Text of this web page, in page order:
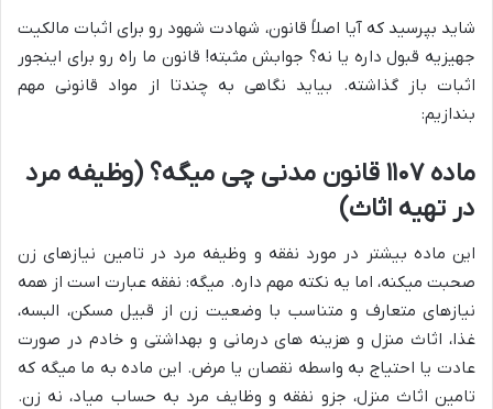
شاید بپرسید که آیا اصلاً قانون، شهادت شهود رو برای اثبات مالکیت
جهیزیه قبول داره یا نه؟ جوابش مثبته! قانون ما راه رو برای اینجور
اثبات باز گذاشته. بیاید نگاهی به چندتا از مواد قانونی مهم
بندازیم:
ماده ۱۱۰۷ قانون مدنی چی میگه؟ (وظیفه مرد
در تهیه اثاث)
این ماده بیشتر در مورد نفقه و وظیفه مرد در تامین نیازهای زن
صحبت میکنه، اما یه نکته مهم داره. میگه: نفقه عبارت است از همه
نیازهای متعارف و متناسب با وضعیت زن از قبیل مسکن، البسه،
غذا، اثاث منزل و هزینه های درمانی و بهداشتی و خادم در صورت
عادت یا احتیاج به واسطه نقصان یا مرض. این ماده به ما میگه که
تامین اثاث منزل، جزو نفقه و وظایف مرد به حساب میاد، نه زن.